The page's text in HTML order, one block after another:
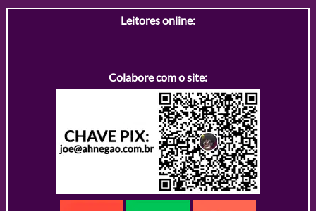
Leitores online:
Colabore com o site: